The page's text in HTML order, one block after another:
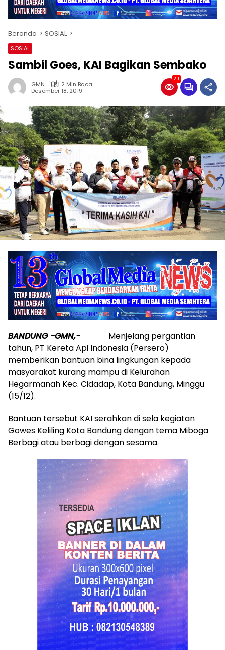
Beranda SOSIAL
SOSIAL
Sambil Goes, KAI Bagikan Sembako
GMN
2 Min Baca
Desember 18, 2019
211
BANDUNG -GMN,- Menjelang pergantian
tahun, PT Kereta Api Indonesia (Persero)
memberikan bantuan bina lingkungan kepada
masyarakat kurang mampu di Kelurahan
Hegarmanah Kec. Cidadap, Kota Bandung, Minggu
(15/12).
Bantuan tersebut KAI serahkan di sela kegiatan
Gowes Keliling Kota Bandung dengan tema Miboga
Berbagi atau berbagi dengan sesama.